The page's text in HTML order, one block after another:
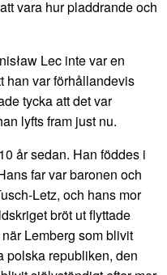
vara hur pladdrande och
Lec inte var en
han var förhållandevis
tycka att det var
lyfts fram just nu.
år sedan. Han föddes i
far var baronen och
Letz, och hans mor
bröt ut flyttade
Lemberg som blivit
polska republiken, den